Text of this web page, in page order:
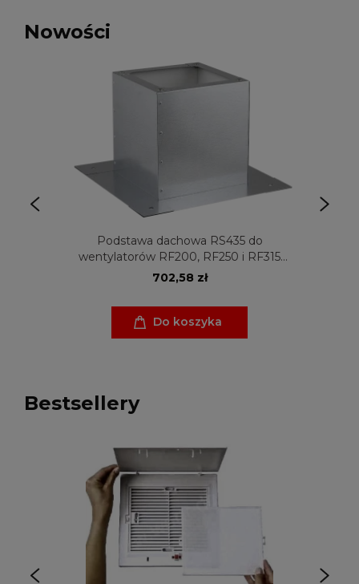
Nowości
Podstawa dachowa RS435 do
wentylatorów RF200, RF250 i RF315
Venture Industries
702,58 zł
Do koszyka
Bestsellery